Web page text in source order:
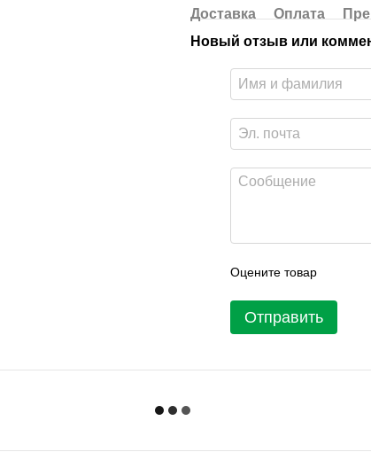
Доставка Оплата
Новый отзыв или
Оцените товар
Отправить